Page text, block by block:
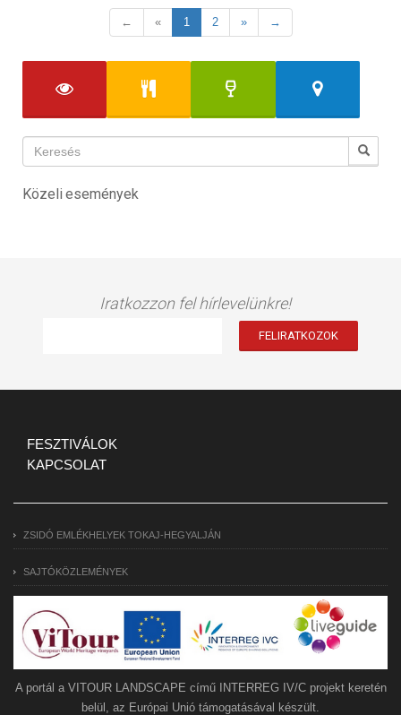
← « 1 2 » →
Közeli események
Iratkozzon fel hírlevelünkre!
FESZTIVÁLOK
KAPCSOLAT
ZSIDÓ EMLÉKHELYEK TOKAJ-HEGYALJÁN
SAJTÓKÖZLEMÉNYEK
A portál a VITOUR LANDSCAPE című INTERREG IV/C projekt keretén
belül, az Európai Unió támogatásával készült.